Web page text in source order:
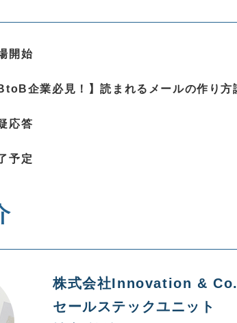
開始
BtoB企業必見！】読まれるメールの作り方
応答
予定
株式会社Innovation &
セールステックユニット